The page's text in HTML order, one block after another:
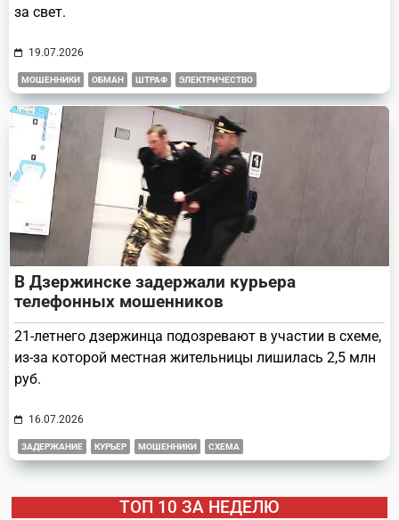
за свет.
19.07.2026
МОШЕННИКИ ОБМАН ШТРАФ ЭЛЕКТРИЧЕСТВО
В Дзержинске задержали курьера
телефонных мошенников
21-летнего дзержинца подозревают в участии в схеме,
из-за которой местная жительницы лишилась 2,5 млн
руб.
16.07.2026
ЗАДЕРЖАНИЕ КУРЬЕР МОШЕННИКИ СХЕМА
ТОП 10 ЗА НЕДЕЛЮ